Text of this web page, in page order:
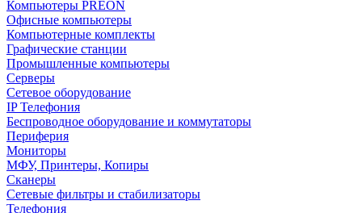
Компьютеры PREON
Офисные компьютеры
Компьютерные комплекты
Графические станции
Промышленные компьютеры
Серверы
Сетевое оборудование
IP Телефония
Беспроводное оборудование и коммутаторы
Периферия
Мониторы
МФУ, Принтеры, Копиры
Сканеры
Сетевые фильтры и стабилизаторы
Телефония